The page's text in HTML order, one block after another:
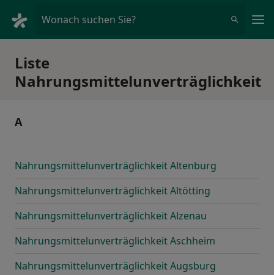
Wonach suchen Sie?
Liste
Nahrungsmittelunverträglichkeit
A
Nahrungsmittelunverträglichkeit Altenburg
Nahrungsmittelunverträglichkeit Altötting
Nahrungsmittelunverträglichkeit Alzenau
Nahrungsmittelunverträglichkeit Aschheim
Nahrungsmittelunverträglichkeit Augsburg